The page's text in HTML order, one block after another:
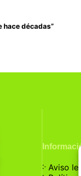
hace décadas”
჻Aviso